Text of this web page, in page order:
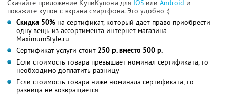
Скачайте приложение КупиКупона для IOS или Android и
покажите купон с экрана смартфона. Это удобно :)
Скидка 50% на сертификат, который даёт право приобрести
одну вещь из ассортимента интернет-магазина
MaximumStyle.ru
Сертификат услуги стоит 250 р. вместо 500 р.
Если стоимость товара превышает номинал сертификата, то
необходимо доплатить разницу
Если стоимость товара ниже номинала сертификата, то
разница не возвращается